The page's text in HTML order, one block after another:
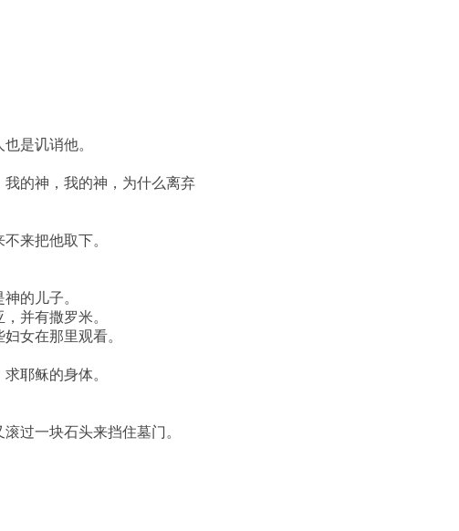
是讥诮他。
的神，我的神，为什么离弃
来把他取下。
的儿子。
并有撒罗米。
女在那里观看。
耶稣的身体。
过一块石头来挡住墓门。